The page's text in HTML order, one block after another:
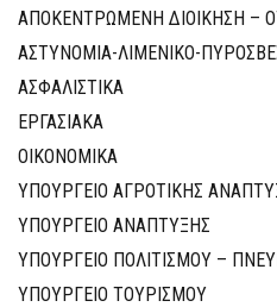
ΑΠΟΚΕΝΤΡΩΜΕΝΗ ΔΙΟΙΚΗΣΗ –
ΑΣΤΥΝΟΜΙΑ-ΛΙΜΕΝΙΚΟ-
ΑΣΦΑΛΙΣΤΙΚΑ
ΕΡΓΑΣΙΑΚΑ
ΟΙΚΟΝΟΜΙΚΑ
ΥΠΟΥΡΓΕΙΟ ΑΓΡΟΤΙΚΗΣ
ΥΠΟΥΡΓΕΙΟ ΑΝΑΠΤΥΞΗΣ
ΥΠΟΥΡΓΕΙΟ ΠΟΛΙΤΙΣΜΟΥ –
ΥΠΟΥΡΓΕΙΟ ΤΟΥΡΙΣΜΟΥ